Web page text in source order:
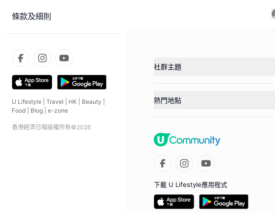
條款及細則
U Lifestyle Travel HK Beauty
Food
Blog e-zone
香港經濟日報版權所有©2026
社群主題
熱門地點
下載 U Lifestyle應用程式